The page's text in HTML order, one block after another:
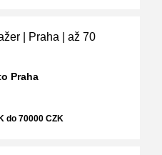
| Praha | až 70
Praha
do 70000 CZK